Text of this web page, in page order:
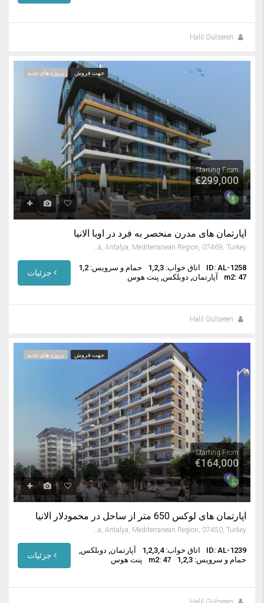
Halil Gülseren
جهت فروش پروژه های جدید
Starting From
€299,000
آپارتمان های مدرن منحصر به فرد در اوبا آلانیا
Oba Mahallesi, Alanya, Antalya, Mediterranean Region, 07469, Turkey
ID: AL-1258 اتاق خواب: 1,2,3
حمام و سرویس: 1,2
m2: 47
آپارتمان, دوبلکس, پنت هوس
Halil Gülseren
جهت فروش پروژه های جدید
Starting From
€164,000
آپارتمان های لوکس 650 متر از ساحل در محمودلار آلانیا
ID: AL-1239
اتاق خواب: 1,2,3,4
حمام و سرویس: 1,2,3
m2: 47
آپارتمان, دوبلکس,
پنت هوس